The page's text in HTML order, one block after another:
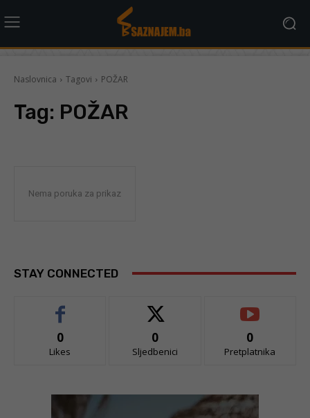
Naslovnica Tagovi POŽAR
Tag: POŽAR
Nema poruka za prikaz
STAY CONNECTED
0
Likes
0
Sljedbenici
0
Pretplatnika